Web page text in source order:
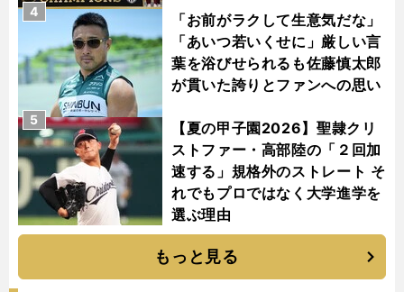
「お前がラクして生意気だな」
「あいつ若いくせに」厳しい言
葉を浴びせられるも佐藤慎太郎
が貫いた誇りとファンへの思い
4
【夏の甲子園2026】聖隷クリ
ストファー・高部陸の「２回加
速する」規格外のストレート そ
れでもプロではなく大学進学を
選ぶ理由
5
もっと見る